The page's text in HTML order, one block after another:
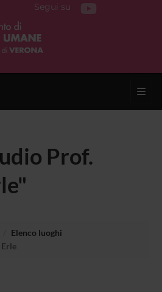
Segui su
Prof.
Elenco luoghi